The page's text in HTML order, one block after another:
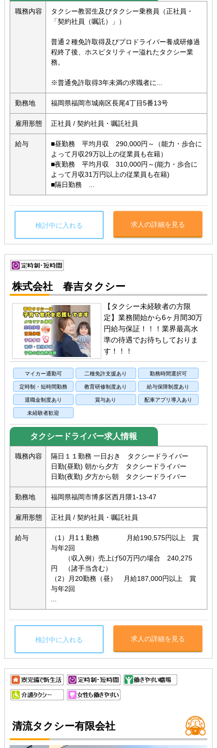
職務内容
タクシー教習生及びタクシー乗務員（正社員・
「契約社員（嘱託）」）
普通２種免許取得及びプロドライバー養成研修過
程終了後、ホスピタリティー溢れたタクシー業
務。
※普通免許取得3年未満の求職者に...
勤務地 福岡県福岡市城南区長尾4丁目5番13号
雇用形態 正社員 / 契約社員・嘱託社員
給与
■昼勤務 平均月収 290,000円～（能力・歩合に
よって月収29万以上の従業員も在籍）
■夜勤務 平均月収 310,000円～(能力・歩合に
よって月収31万円以上の従業員も在籍)
■隔日勤務 ...
検討中に入れる 求人の詳細を見る
株式会社 春吉タクシー
【タクシー未経験者の方限
定】業務開始から6ヶ月間30万
円給与保証！！！業界最高水
準の待遇でお待ちしておりま
す！！！
マイカー通勤可 二種免許支援あり 勤務時間選択可
定時制・短時間勤務 教育研修制度あり 給与保障制度あり
退職金制度あり 賞与あり 配車アプリ導入あり
未経験者歓迎
タクシードライバー求人情報
職務内容
隔日１１勤務 一日おき タクシードライバー
日勤(昼勤) 朝から夕方 タクシードライバー
日勤(夜勤) 夕方から朝 タクシードライバー
勤務地 福岡県福岡市博多区西月隈1-13-47
雇用形態 正社員 / 契約社員・嘱託社員
給与
（1）月1１勤務 月給190,575円以上 賞
与年2回
（収入例）売上げ50万円の場合 240,275
円 （諸手当含む）
（2）月20勤務（昼） 月給187,000円以上 賞
与年2回
検討中に入れる 求人の詳細を見る
清流タクシー有限会社